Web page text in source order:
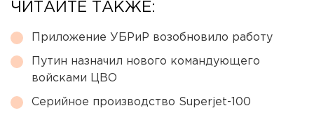
ЧИТАЙТЕ ТАКЖЕ:
Приложение УБРиР возобновило работу
Путин назначил нового командующего
войсками ЦВО
Серийное производство Superjet-100